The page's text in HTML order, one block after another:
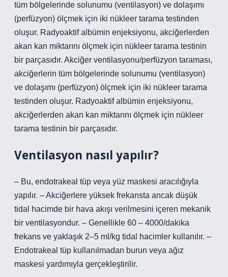
tüm bölgelerinde solunumu (ventilasyon) ve dolaşımı
(perfüzyon) ölçmek için iki nükleer tarama testinden
oluşur. Radyoaktif albümin enjeksiyonu, akciğerlerden
akan kan miktarını ölçmek için nükleer tarama testinin
bir parçasıdır. Akciğer ventilasyonu/perfüzyon taraması,
akciğerlerin tüm bölgelerinde solunumu (ventilasyon)
ve dolaşımı (perfüzyon) ölçmek için iki nükleer tarama
testinden oluşur. Radyoaktif albümin enjeksiyonu,
akciğerlerden akan kan miktarını ölçmek için nükleer
tarama testinin bir parçasıdır.
Ventilasyon nasıl yapılır?
– Bu, endotrakeal tüp veya yüz maskesi aracılığıyla
yapılır. – Akciğerlere yüksek frekansta ancak düşük
tidal hacimde bir hava akışı verilmesini içeren mekanik
bir ventilasyondur. – Genellikle 60 – 4000/dakika
frekans ve yaklaşık 2–5 ml/kg tidal hacimler kullanılır. –
Endotrakeal tüp kullanılmadan burun veya ağız
maskesi yardımıyla gerçekleştirilir.